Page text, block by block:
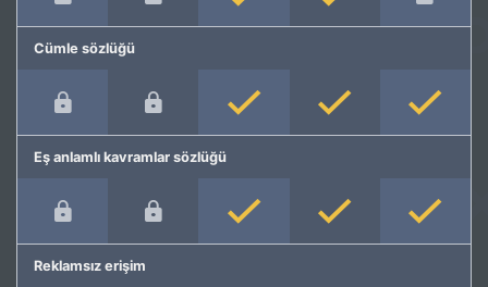
Cümle sözlüğü
Eş anlamlı kavramlar sözlüğü
Reklamsız erişim